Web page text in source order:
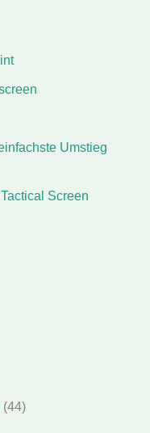
Umstieg
Screen
(44)